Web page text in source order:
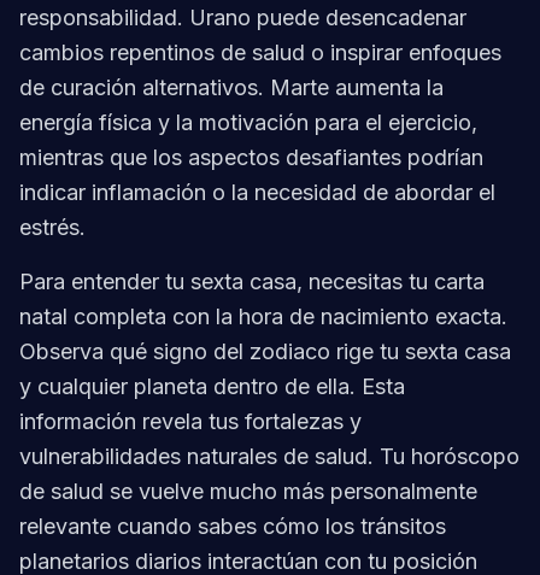
responsabilidad. Urano puede desencadenar
cambios repentinos de salud o inspirar enfoques
de curación alternativos. Marte aumenta la
energía física y la motivación para el ejercicio,
mientras que los aspectos desafiantes podrían
indicar inflamación o la necesidad de abordar el
estrés.
Para entender tu sexta casa, necesitas tu carta
natal completa con la hora de nacimiento exacta.
Observa qué signo del zodiaco rige tu sexta casa
y cualquier planeta dentro de ella. Esta
información revela tus fortalezas y
vulnerabilidades naturales de salud. Tu horóscopo
de salud se vuelve mucho más personalmente
relevante cuando sabes cómo los tránsitos
planetarios diarios interactúan con tu posición